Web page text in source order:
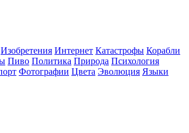
Изобретения Интернет Катастрофы Корабли
Пиво Политика Природа Психология
Фотографии Цвета Эволюция Языки